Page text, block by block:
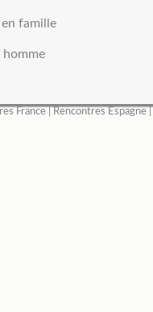
famille
France| Rencontres Espagne|